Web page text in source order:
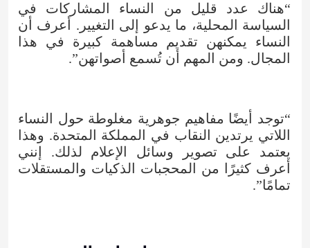
“هناك عدد قليل من النساء المشاركات في
السياسة المحلية، ما يدعو إلى التغيير. أعرف أن
النساء يمكنهن تقديم مساهمة كبيرة في هذا
المجال. ومن المهم أن تُسمع أصواتهن”.
“توجد أيضًا مفاهيم جوهرية مغلوطة حول النساء
اللاتي يرتدين النقاب في المملكة المتحدة. وهذا
يعتمد على تصوير وسائل الإعلام لذلك. إنني
أعرف كثيرًا من المحجبات الذكيات والمستقلات
تمامًا”.